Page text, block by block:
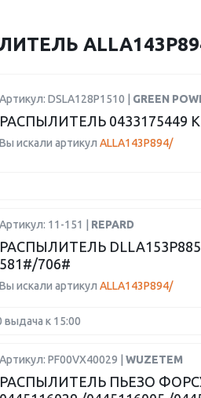
Артикул: DSLA128P1510 | GREEN
РАСПЫЛИТЕЛЬ 0433175449
Вы искали артикул ALLA143P894/
Артикул: 11-151 | REPARD
РАСПЫЛИТЕЛЬ
581#/706#
Вы искали артикул ALLA143P894/
выдача к 15:00
Артикул: PF00VX40029 | WUZETEM
РАСПЫЛИТЕЛЬ ПЬЕЗО